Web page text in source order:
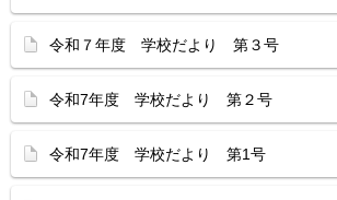
令和７年度 学校だより 第３号
令和7年度 学校だより 第２号
令和7年度 学校だより 第1号